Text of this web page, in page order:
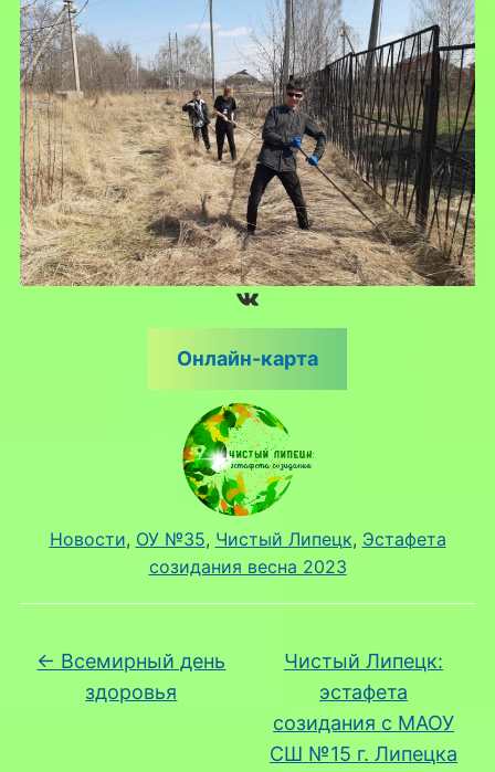
ВКонтакте
Онлайн-карта
Новости, ОУ №35, Чистый Липецк, Эстафета
созидания весна 2023
← Всемирный день
здоровья
Чистый Липецк:
эстафета
созидания с МАОУ
СШ №15 г. Липецка